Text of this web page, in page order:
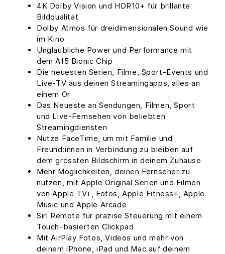
4K Dolby Vision und HDR10+ für brillante
Bildqualität
Dolby Atmos für dreidimensionalen Sound wie
im Kino
Unglaubliche Power und Performance mit
dem A15 Bionic Chip
Die neuesten Serien, Filme, Sport-Events und
Live-TV aus deinen Streamingapps, alles an
einem Or
Das Neueste an Sendungen, Filmen, Sport
und Live-Fernsehen von beliebten
Streamingdiensten
Nutze FaceTime, um mit Familie und
Freund:innen in Verbindung zu bleiben auf
dem grössten Bildschirm in deinem Zuhause
Mehr Möglichkeiten, deinen Fernseher zu
nutzen, mit Apple Original Serien und Filmen
von Apple TV+, Fotos, Apple Fitness+, Apple
Music und Apple Arcade
Siri Remote für präzise Steuerung mit einem
Touch-basierten Clickpad
Mit AirPlay Fotos, Videos und mehr von
deinem iPhone, iPad und Mac auf deinem